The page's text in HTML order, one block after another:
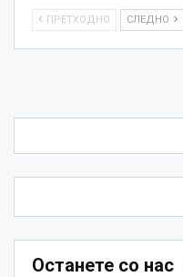
ПРЕТХОДНО СЛЕДНО
Останете со нас